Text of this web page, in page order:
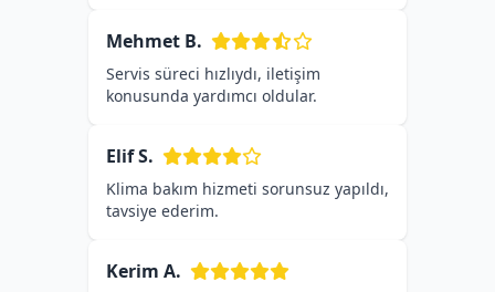
Mehmet B.
Servis süreci hızlıydı, iletişim
konusunda yardımcı oldular.
Elif S.
Klima bakım hizmeti sorunsuz yapıldı,
tavsiye ederim.
Kerim A.